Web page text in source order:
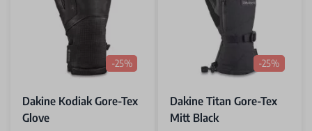
-25%
Dakine Kodiak Gore-Tex
Glove
-25%
Dakine Titan Gore-Tex
Mitt Black